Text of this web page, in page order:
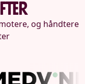
og håndtere